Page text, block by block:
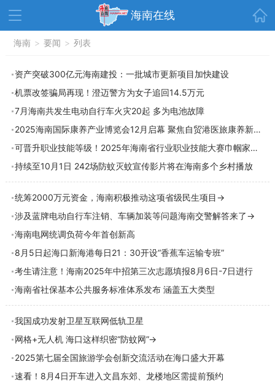
海南在线
资讯中心 热点
文体 财经
教育 健康 房产
家装 交通 美食
生活 演出 活动
展会 走读海南 周末去哪儿
人才在线 天涯企服
海南 > 要闻 > 列表
资产突破300亿元海南建投：一批城市更新项目加快建设
机票改签骗局再现！澄迈警方为女子追回14.5万元
7月海南共发生电动自行车火灾20起 多为电池故障
2025海南国际康养产业博览会12月启幕 聚焦自贸港医旅康养新机遇
可晋升职业技能等级！2025年海南省行业职业技能大赛巾帼家政服务行业职业技能竞赛开启
持续至10月1日 242场防蚊灭蚊宣传影片将在海南多个乡村播放
统筹2000万元资金，海南积极推动这项省级民生项目→
涉及蓝牌电动自行车注销、车辆加装等问题海南交警解答来了→
海南电网统调负荷今年首创新高
8月5日起海口新海港每日21：30开设“香蕉车运输专班”
考生请注意！海南2025年中招第三次志愿填报8月6日-7日进行
海南省社保基本公共服务标准体系发布 涵盖五大类型
我国成功发射卫星互联网低轨卫星
网格+无人机 海口这样织密“防蚊网”→
2025第七届全国旅游学会创新交流活动在海口盛大开幕
​速看！8月4日开车进入文昌东郊、龙楼地区需提前预约